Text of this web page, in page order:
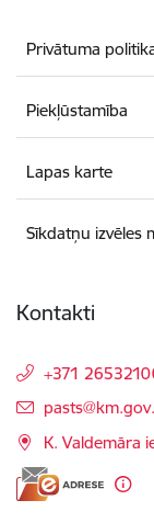
Privātuma
Piekļūstamība
Lapas karte
Sīkdatņu izvēles
Kontakti
+371
E-pasts:
K. Valdemāra